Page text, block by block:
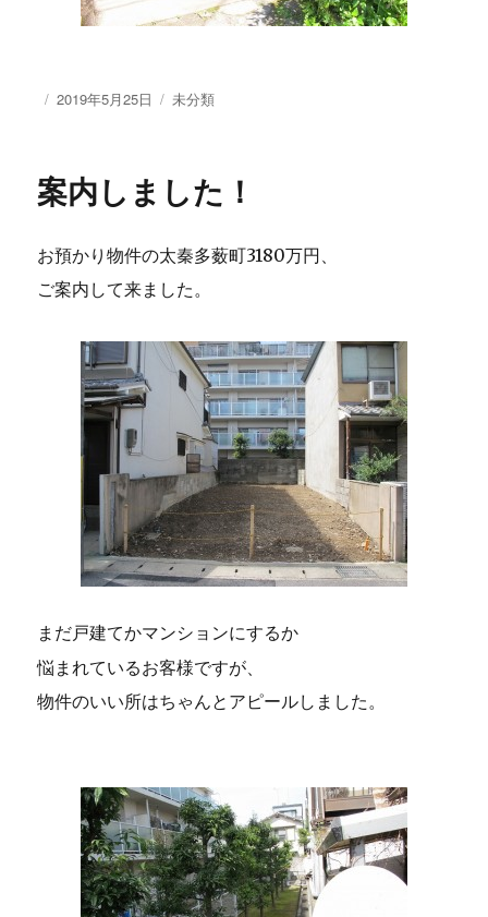
投
2019年5月25日
カ
ー
未分類
案内しました！
お預かり物件の太秦多薮町3180万円、
ご案内して来ました。
まだ戸建てかマンションにするか
悩まれているお客様ですが、
物件のいい所はちゃんとアピールしました。